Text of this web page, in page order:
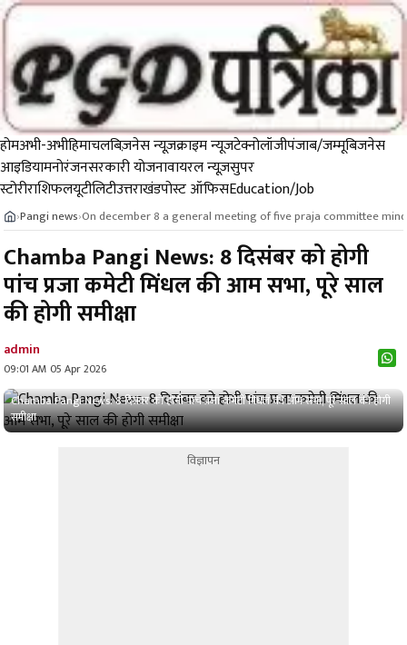
होमअभी-अभीहिमाचलबिज़नेस न्यूज़क्राइम न्यूजटेक्नोलॉजीपंजाब/जम्मूबिजनेस
आइडियामनोरंजनसरकारी योजनावायरल न्यूज़सुपर
स्टोरीराशिफलयूटीलिटीउत्तराखंडपोस्ट ऑफिसEducation/Job
›Pangi news›On december 8 a general meeting of five praja committee
Chamba Pangi News: 8 दिसंबर को होगी
पांच प्रजा कमेटी मिंधल की आम सभा, पूरे साल
की होगी समीक्षा
admin
09:01 AM 05 Apr 2026
Chamba Pangi News: 8 दिसंबर को होगी पांच प्रजा कमेटी मिंधल की आम सभा, पूरे साल की होगी
समीक्षा
विज्ञापन